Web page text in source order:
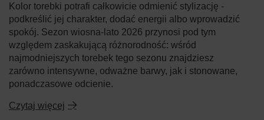
Kolor torebki potrafi całkowicie odmienić stylizację -
podkreślić jej charakter, dodać energii albo wprowadzić
spokój. Sezon wiosna-lato 2026 przynosi pod tym
względem zaskakującą różnorodność: wśród
najmodniejszych torebek tego sezonu znajdziesz
zarówno intensywne, odważne barwy, jak i stonowane,
ponadczasowe odcienie.
Czytaj więcej